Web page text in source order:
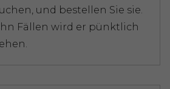
und bestellen Sie sie.
Fällen wird er pünktlich